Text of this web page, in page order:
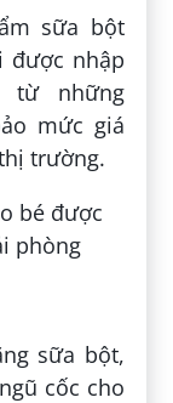
sữa bột
được nhập
từ những
mức giá
trường.
sữa bột,
cốc cho